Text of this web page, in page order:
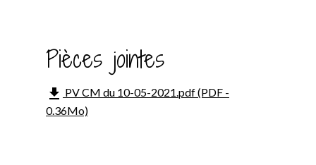
Pièces jointes
file_download PV CM du 10-05-2021.pdf (PDF -
0.36Mo)